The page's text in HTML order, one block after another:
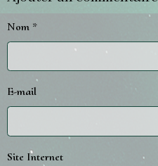
Nom
E-mail
Site Internet